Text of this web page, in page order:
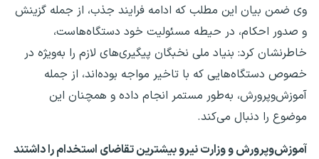
وی ضمن بیان این مطلب که ادامه فرایند جذب، از جمله گزینش
و صدور احکام، در حیطه مسئولیت خود دستگاه‌هاست،
خاطرنشان کرد: بنیاد ملی نخبگان پیگیری‌های لازم را به‌ویژه در
خصوص دستگاه‌هایی که با تاخیر مواجه بوده‌اند، از جمله
آموزش‌وپرورش، به‌طور مستمر انجام داده و همچنان این
موضوع را دنبال می‌کند.
آموزش‌وپرورش و وزارت نیرو بیشترین تقاضای استخدام را داشتند